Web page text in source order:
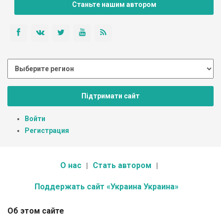
Станьте нашим автором
Підтримати сайт
Войти
Регистрация
О нас Стать автором
Поддержать сайт «Украина Украина»
Об этом сайте